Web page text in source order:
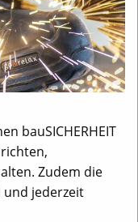
bauSICHERHEIT
Zudem die
und jederzeit